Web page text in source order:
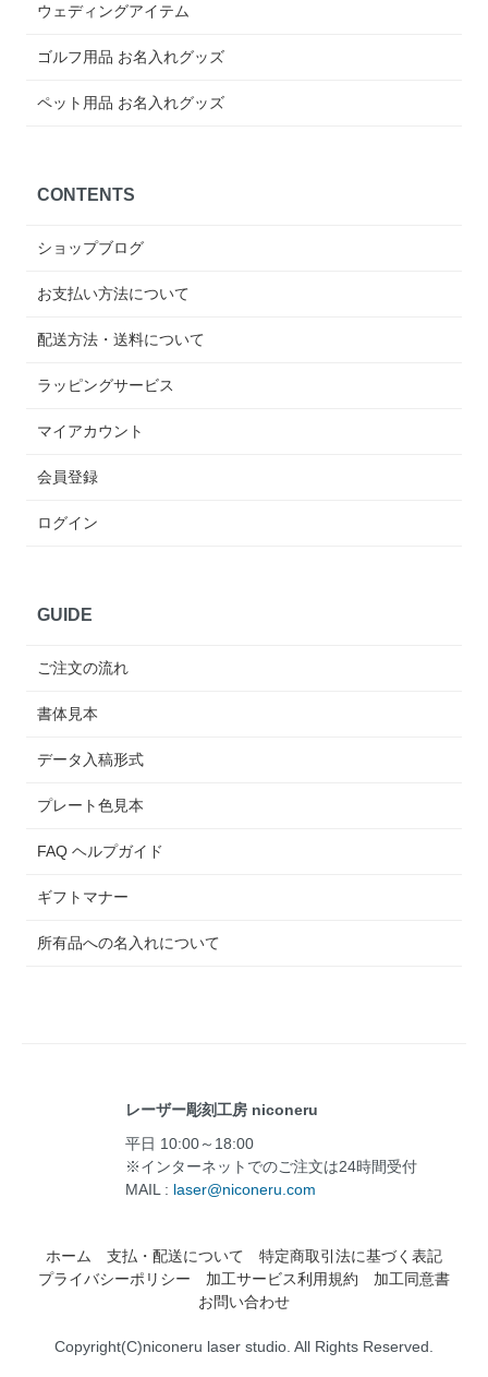
ウェディングアイテム
ゴルフ用品 お名入れグッズ
ペット用品 お名入れグッズ
CONTENTS
ショップブログ
お支払い方法について
配送方法・送料について
ラッピングサービス
マイアカウント
会員登録
ログイン
GUIDE
ご注文の流れ
書体見本
データ入稿形式
プレート色見本
FAQ ヘルプガイド
ギフトマナー
所有品への名入れについて
レーザー彫刻工房 niconeru
平日 10:00～18:00
※インターネットでのご注文は24時間受付
MAIL : laser@niconeru.com
ホーム 支払・配送について
特定商取引法に基づく表記
プライバシーポリシー
加工サービス利用規約
加工同意書
お問い合わせ
Copyright(C)niconeru laser studio. All Rights Reserved.